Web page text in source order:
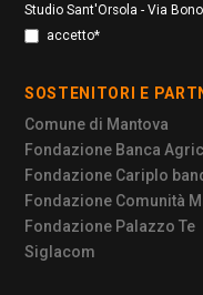
Studio Sant'Orsola - Via
accetto*
SOSTENITORI E
Comune di Mantova
Fondazione Banca
Fondazione Cariplo
Fondazione Comunità
Fondazione Palazzo Te
Siglacom